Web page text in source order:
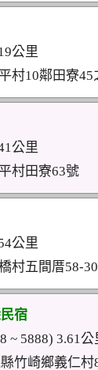
公里
村10鄰田寮45
公里
村田寮63號
公里
村五間厝58-
宿
~ 5888) 3.61公
竹崎鄉義仁